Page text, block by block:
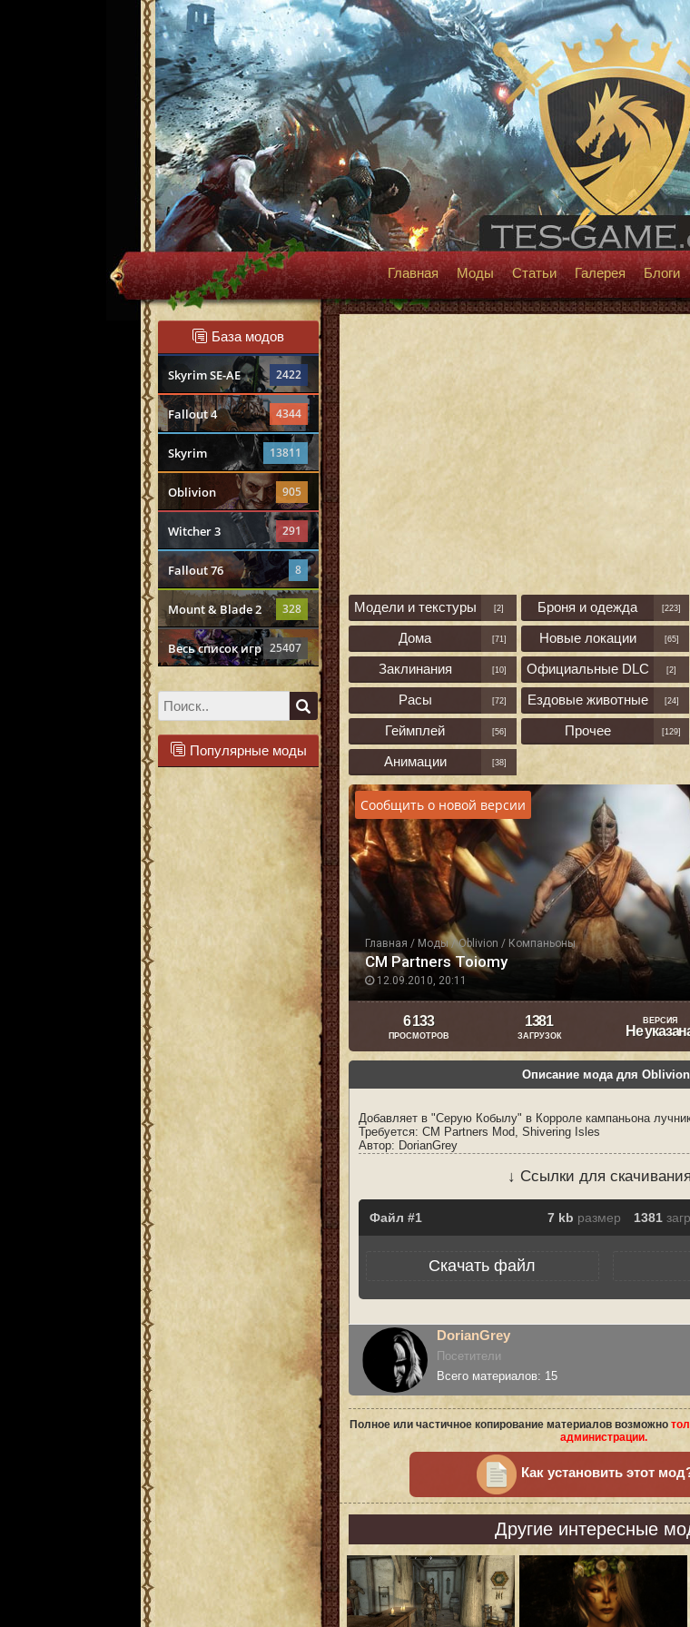
Главная Моды Статьи Галерея Блоги
База модов
Skyrim SE-AE 2422
Fallout 4 4344
Skyrim 13811
Oblivion 905
Witcher 3 291
Fallout 76 8
Mount & Blade 2 328
Весь список игр 25407
Популярные моды
Модели и текстуры [2] Броня и одежда [223]
Дома [71] Новые локации [65]
Заклинания [10] Официальные DLC [2]
Расы [72] Ездовые животные [24]
Геймплей [56] Прочее [129]
Анимации [38]
Главная / Моды/Oblivion / Компаньоны
12.09.2010, 20:11
CM Partners Toiomy
Сообщить о новой версии
6 133
ПРОСМОТРОВ
1381
ЗАГРУЗОК
ВЕРСИЯ
Не
Описание мода для Oblivion
Добавляет в "Серую Кобылу" в Корроле кампаньона
Требуется: CM Partners Mod, Shivering Isles
Автор: DorianGrey
↓ Ссылки для
Файл 7 kb размер 1381
Скачать файл
DorianGrey
Посетители
Всего материалов: 15
Полное или частичное копирование материалов возможно
администрации.
Как установить этот
Другие интересные